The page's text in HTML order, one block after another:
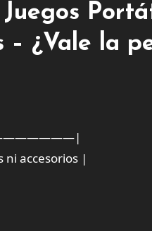
¿Vale la
ni accesorios |